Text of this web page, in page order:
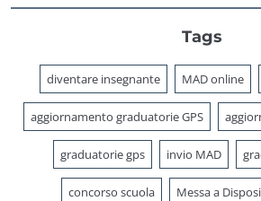
Tags
diventare insegnante MAD online
aggiornamento graduatorie GPS
graduatorie gps invio MAD
concorso scuola Messa a